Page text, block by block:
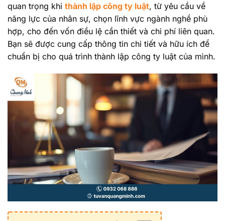
quan trọng khi thành lập công ty luật, từ yêu cầu về
năng lực của nhân sự, chọn lĩnh vực ngành nghề phù
hợp, cho đến vốn điều lệ cần thiết và chi phí liên quan.
Bạn sẽ được cung cấp thông tin chi tiết và hữu ích để
chuẩn bị cho quá trình thành lập công ty luật của mình.